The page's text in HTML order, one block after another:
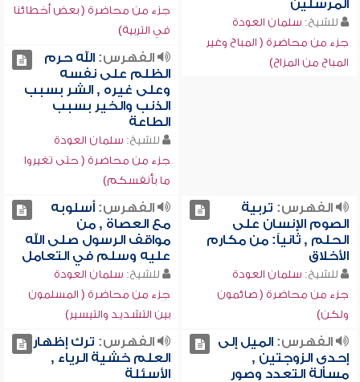
المرسلين
للشيخ: سلمان العودة
جزء من محاضرة ( المباح وغير
المباح من المزاح)
جزء من محاضرة ( بعض أخطائنا
في التربية)
الفهرس:الله حرم
الظلم على نفسه
وعلى غيره , الشر بسبب
الذنب والخير بسبب
الطاعة
للشيخ: سلمان العودة
جزء من محاضرة ( حتى تغيروا
ما بأنفسكم)
الفهرس: تربية
الصوم الإنسان على
الحلم , ثانياً: من مكارم
الأخلاق
للشيخ: سلمان العودة
جزء من محاضرة ( صائمون
ولكن)
الفهرس:أسلوبه
مع العصاة , من
مواقف الرسول صلى الله
عليه وسلم في التعامل
للشيخ: سلمان العودة
جزء من محاضرة ( المسلمون
بين التشديد والتيسير)
الفهرس:الميل إلى
إحدى الزوجتين ,
مسألة التعدد وصور
الفهرس: ترك إظهار
العلم خشية الرياء ,
الأسئلة